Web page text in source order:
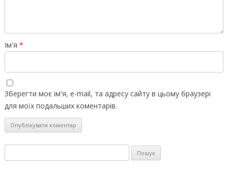
Ім'я *
Зберегти моє ім'я, e-mail, та адресу сайту в цьому браузері
для моїх подальших коментарів.